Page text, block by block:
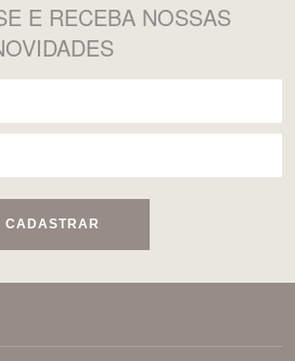
E RECEBA NOSSAS
CADASTRAR